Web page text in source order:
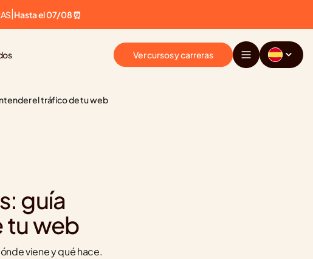
Hasta el 07/08 ⏰
Ver cursos y carreras
el tráfico de tu web
guía
tu web
viene y qué hace.